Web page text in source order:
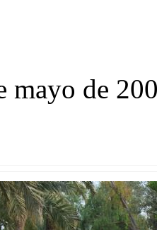
mayo de